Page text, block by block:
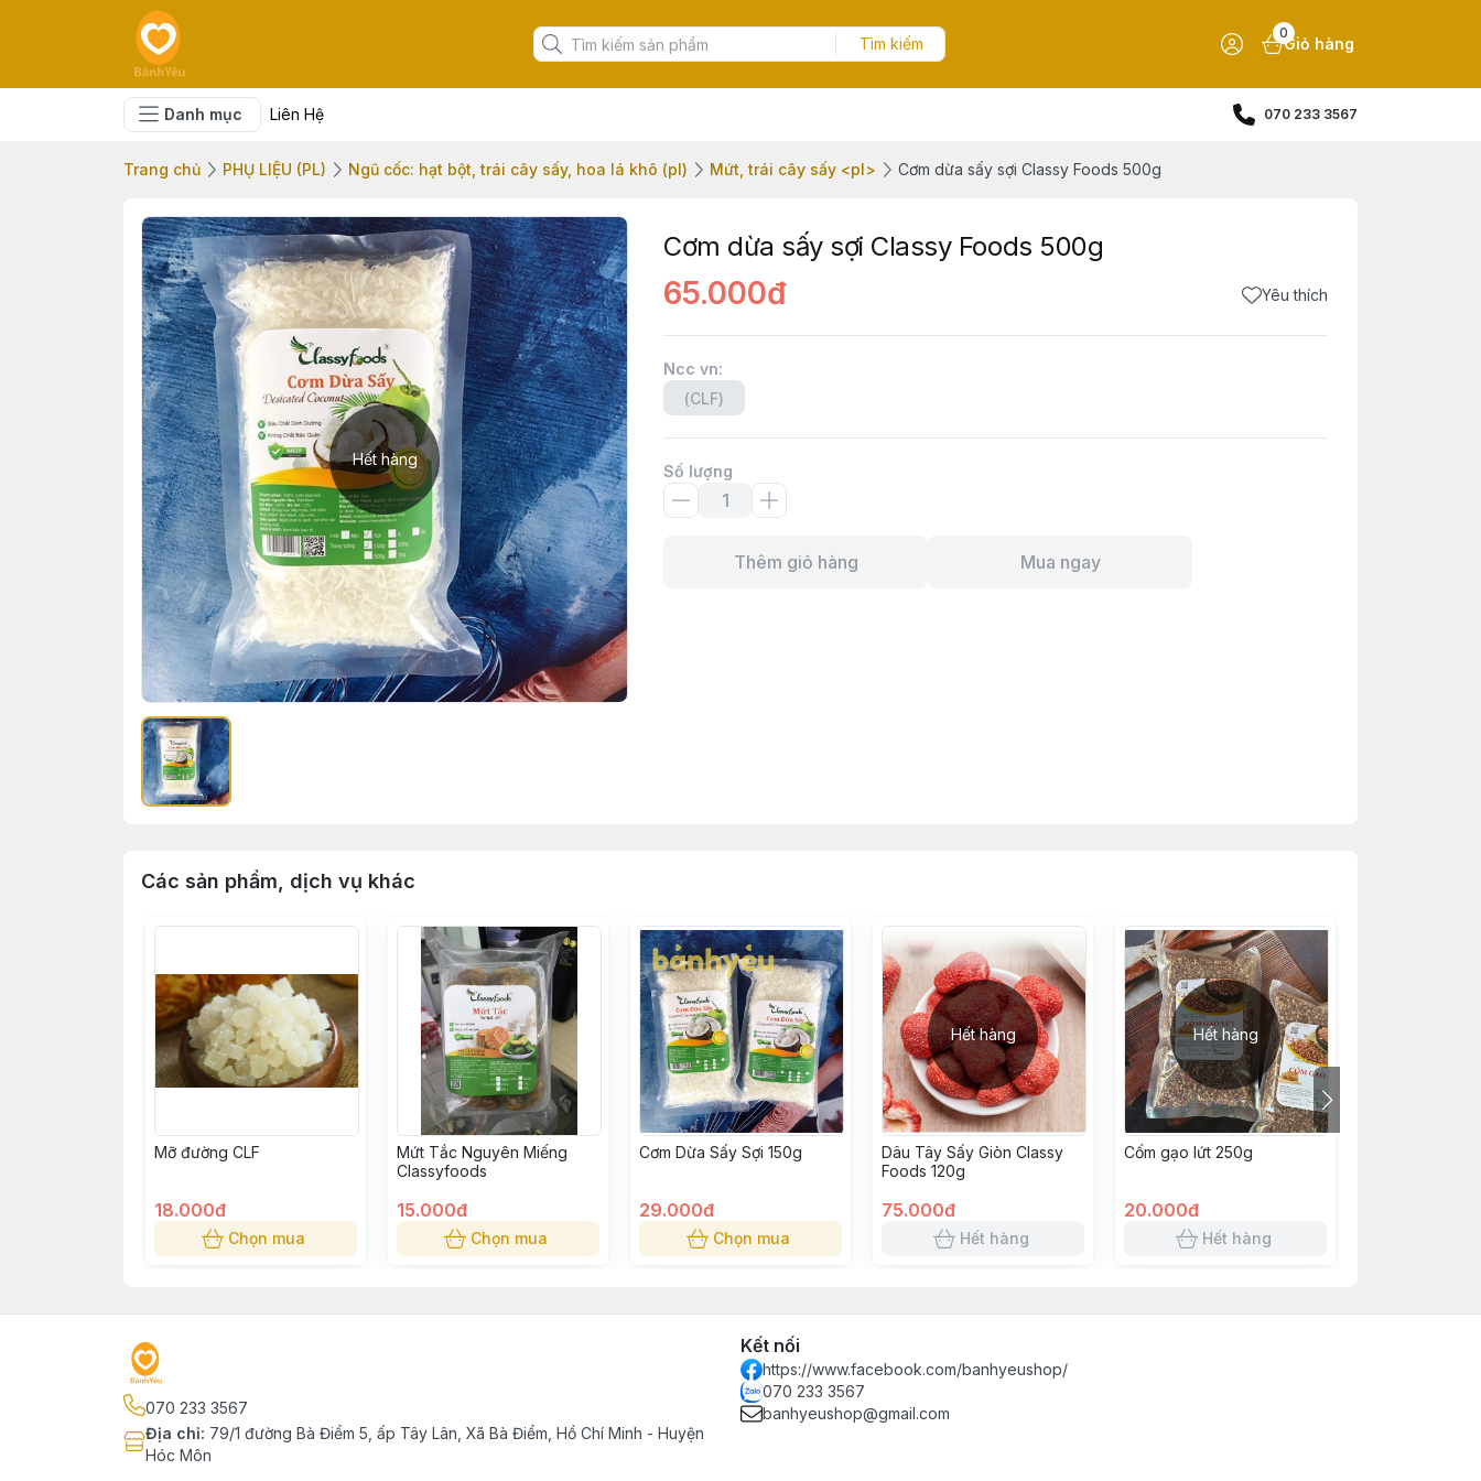
Tìm kiếm
0
Giỏ hàng
Danh mục Liên Hệ 070 233 3567
Trang chủ PHỤ LIỆU (PL) Ngũ cốc: hạt bột, trái cây sấy, hoa lá khô (pl) Mứt, trái cây sấy <pl> Cơm dừa sấy sợi Classy Foods 500g
Hết hàng
Cơm dừa sấy sợi Classy Foods 500g
65.000đ Yêu thích
Ncc vn:
(CLF)
Số lượng
Thêm giỏ hàng Mua ngay
Các sản phẩm, dịch vụ khác
Mỡ đường CLF
18.000đ
Chọn mua
Mứt Tắc Nguyên Miếng
Classyfoods
15.000đ
Chọn mua
Cơm Dừa Sấy Sợi 150g
29.000đ
Chọn mua
Hết hàng
Dâu Tây Sấy Giòn Classy
Foods 120g
75.000đ
Hết hàng
Hết hàng
Cốm gạo lứt 250g
20.000đ
Hết hàng
070 233 3567
Địa chỉ: 79/1 đường Bà Điểm 5, ấp Tây Lân, Xã Bà Điểm, Hồ Chí Minh - Huyện
Hóc Môn
Kết nối
https://www.facebook.com/banhyeushop/
070 233 3567
banhyeushop@gmail.com